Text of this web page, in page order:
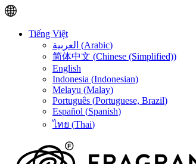
Tiếng Việt
العربية (Arabic)
简体中文 (Chinese (Simplified))
English
Indonesia (Indonesian)
Melayu (Malay)
Português (Portuguese, Brazil)
Español (Spanish)
ไทย (Thai)